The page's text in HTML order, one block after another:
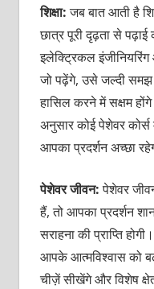
शिक्षा:जब बात आती है
छात्र पूरी दृढ़ता से
इलेक्ट्रिकल
जो पढ़ेंगे, उसे जल्दी समझ
हासिल करने में सक्षम
अनुसार कोई पेशेवर
आपका प्रदर्शन अच्छा
पेशेवर जीवन:पेशेवर
हैं, तो आपका प्रदर्शन
सराहना की प्राप्ति
आपके आत्मविश्वास को
चीज़ें सीखेंगे और विशेष